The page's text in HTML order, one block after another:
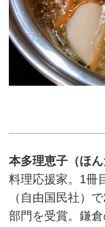
本多理恵子（ほん
料理応援家。1冊
（自由国民社）
部門を受賞。鎌